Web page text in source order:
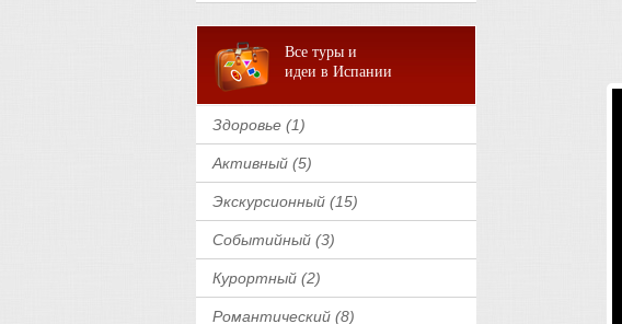
Все туры и
идеи в Испании
Здоровье (1)
Активный (5)
Экскурсионный (15)
Событийный (3)
Курортный (2)
Романтический (8)